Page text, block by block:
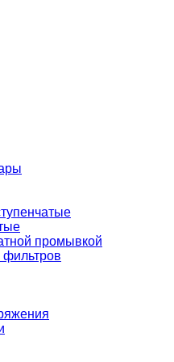
промывкой
фильтров